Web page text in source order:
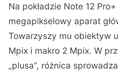
Na pokładzie Note 12
megapikselowy aparat
Towarzyszy mu obiektyw
Mpix i makro 2 Mpix. W
„plusa”, różnica